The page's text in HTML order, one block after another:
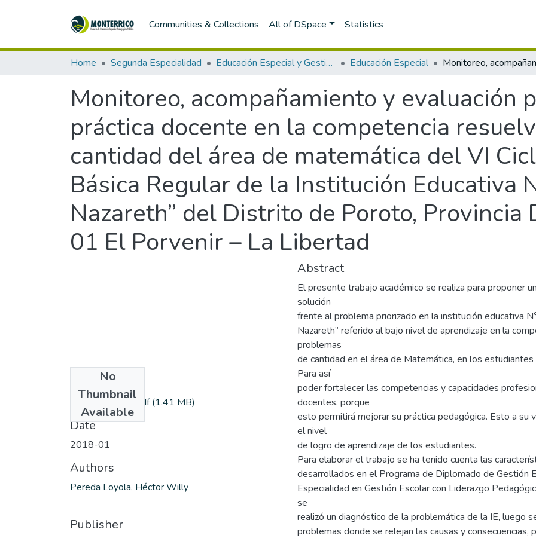
Communities & Collections All of DSpace Statistics
Home Segunda Especialidad Educación Especial y Gestión Escolar Educación Especial
Monitoreo, acompañamiento y evaluación
práctica docente en la competencia
cantidad del área de matemática del VI
Básica Regular de la Institución Educativa
Nazareth” del Distrito de Poroto, Provincia
01 El Porvenir – La Libertad
No
Thumbnail
Available
Pereda_Hector.pdf(1.41 MB)
Date
2018-01
Authors
Pereda Loyola, Héctor Willy
Publisher
Abstract
El presente trabajo académico se realiza para proponer
solución
frente al problema priorizado en la institución educativa
Nazareth” referido al bajo nivel de aprendizaje en la
problemas
de cantidad en el área de Matemática, en los
Para así
poder fortalecer las competencias y capacidades
docentes, porque
esto permitirá mejorar su práctica pedagógica. Esto a su
el nivel
de logro de aprendizaje de los estudiantes.
Para elaborar el trabajo se ha tenido cuenta las
desarrollados en el Programa de Diplomado de Gestión
Especialidad en Gestión Escolar con Liderazgo
se
realizó un diagnóstico de la problemática de la IE, luego
problemas donde se relejan las causas y consecuencias,